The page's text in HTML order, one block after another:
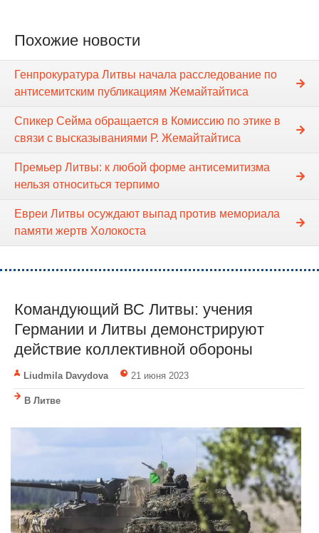
Похожие новости
Генпрокуратура Литвы начала расследование по
антисемитским публикациям Жемайтайтиса
Спикер Сейма обращается в Комиссию по этике в
связи с высказываниями Р. Жемайтайтиса
Премьер Литвы: к любой форме антисемитизма
нельзя относиться терпимо
Евреи Литвы осуждают выпад против мемориала
памяти жертв Холокоста
Командующий ВС Литвы: учения
Германии и Литвы демонстрируют
действие коллективной обороны
Liudmila Davydova 21 июня 2023
В Литве